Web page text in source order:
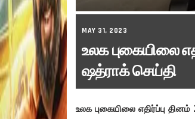
MAY 31, 2023
உலக புகையிலை
ஷத்ராக் செய்தி
உலக புகையிலை எதிர்ப்பு